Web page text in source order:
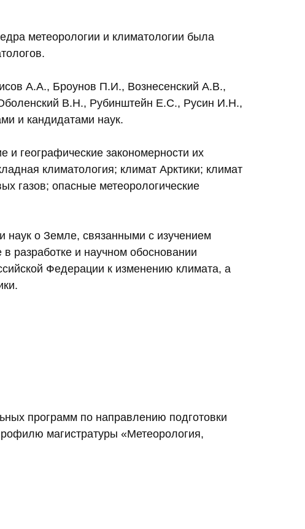
метеорологии и климатологии была
А.А., Броунов П.И., Вознесенский А.В.,
В.Н., Рубинштейн Е.С., Русин И.Н.,
и кандидатами наук.
географические закономерности их
климатология; климат Арктики; климат
газов; опасные метеорологические
наук о Земле, связанными с изучением
разработке и научном обосновании
Федерации к изменению климата, а
программ по направлению подготовки
магистратуры «Метеорология,